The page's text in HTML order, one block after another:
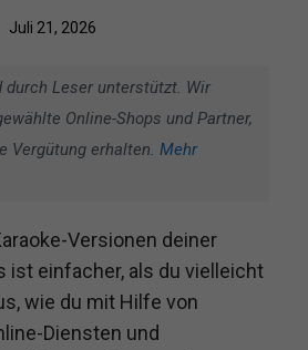
Juli 21, 2026
durch Leser unterstützt. Wir
Online-Shops und Partner,
Vergütung erhalten. Mehr
Versionen deiner
ist einfacher, als du vielleicht
wie du mit Hilfe von
Diensten und